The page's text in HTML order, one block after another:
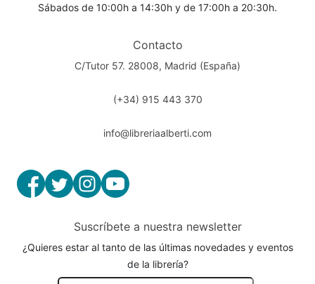
Sábados de 10:00h a 14:30h y de 17:00h a 20:30h.
Contacto
C/Tutor 57. 28008, Madrid (España)
(+34) 915 443 370
info@libreriaalberti.com
Suscríbete a nuestra newsletter
¿Quieres estar al tanto de las últimas novedades y eventos
de la librería?